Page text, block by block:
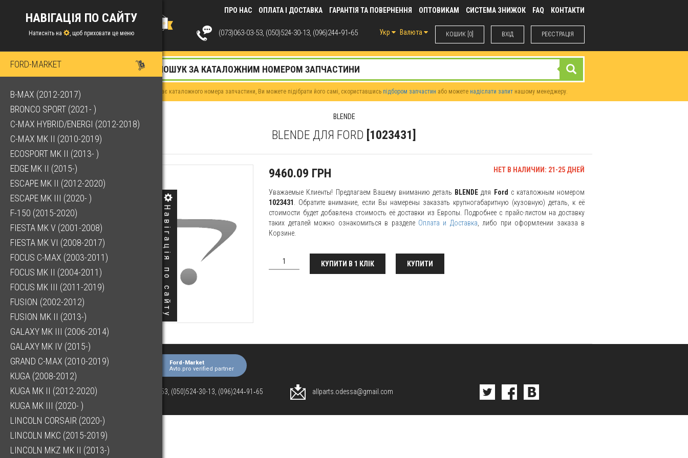
Навігація по сайту
ПРО НАС ОПЛАТА І ДОСТАВКА ГАРАНТІЯ ТА ПОВЕРНЕННЯ ОПТОВИКАМ СИСТЕМА ЗНИЖОК FAQ КОНТАКТИ
КОШИК [0] ВХIД РЕЄСТРАЦІЯ
Укр Валюта
(073)063-03-53, (050)524-30-13, (096)244‑91‑65
НАВІГАЦІЯ ПО САЙТУ
Натисніть на , щоб приховати це меню
FORD-MARKET
B-MAX (2012-2017)
BRONCO SPORT (2021- )
C-MAX HYBRID/ENERGI (2012-2018)
C-MAX MK II (2010-2019)
ECOSPORT MK II (2013- )
EDGE MK II (2015-)
ESCAPE MK II (2012-2020)
ESCAPE MK III (2020- )
F-150 (2015-2020)
FIESTA MK V (2001-2008)
FIESTA MK VI (2008-2017)
FOCUS C-MAX (2003-2011)
FOCUS MK II (2004-2011)
FOCUS MK III (2011-2019)
FUSION (2002-2012)
FUSION MK II (2013-)
GALAXY MK III (2006-2014)
GALAXY MK IV (2015-)
GRAND C-MAX (2010-2019)
KUGA (2008-2012)
KUGA MK II (2012-2020)
KUGA MK III (2020- )
LINCOLN CORSAIR (2020-)
LINCOLN MKC (2015-2019)
LINCOLN MKZ MK II (2013-)
Якщо у Вас немає каталожного номера запчастини, Ви можете підібрати його самі, скориставшись підбором запчастин або можете надіслати запит нашому менеджеру.
BLENDE
BLENDE ДЛЯ FORD [1023431]
9460.09 ГРН НЕТ В НАЛИЧИИ: 21-25 ДНЕЙ
Уважаемые Клиенты! Предлагаем Вашему вниманию деталь BLENDE для Ford с каталожным номером
1023431
. Обратите внимание, если Вы намерены заказать крупногабаритную (кузовную) деталь, к её
стоимости будет добавлена стоимость её доставки из Европы. Подробнее с прайс-листом на доставку
таких деталей можно ознакомиться в разделе Оплата и Доставка , либо при оформлении заказа в
Корзине.
КУПИТИ В 1 КЛІК КУПИТИ
Ford-Market
Avto.pro verified partner
(073)063-03-53, (050)524-30-13, (096)244‑91‑65 allparts.odessa@gmail.com